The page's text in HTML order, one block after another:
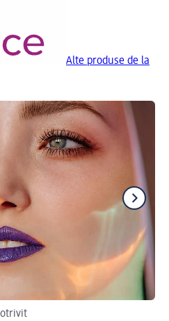
Alte produse de la